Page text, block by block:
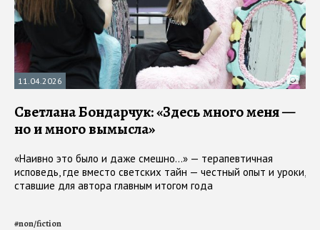
11.04.2026
Светлана Бондарчук: «Здесь много меня —
но и много вымысла»
«Наивно это было и даже смешно...» — терапевтичная
исповедь, где вместо светских тайн — честный опыт и уроки,
ставшие для автора главным итогом года
#non/fiction